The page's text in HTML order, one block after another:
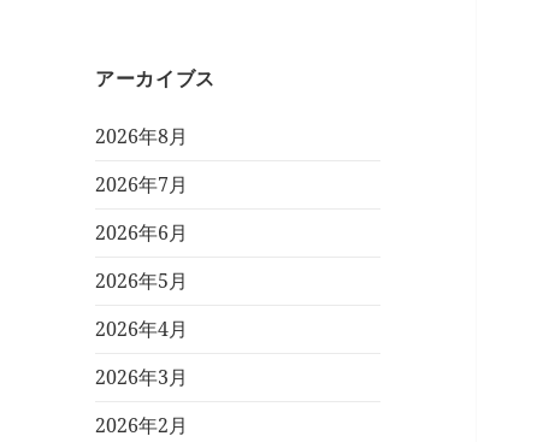
アーカイブス
2026年8月
2026年7月
2026年6月
2026年5月
2026年4月
2026年3月
2026年2月